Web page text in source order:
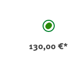
auswählen
grün -
130,00 €*